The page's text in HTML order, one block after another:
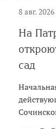
8 авг.
На
сад